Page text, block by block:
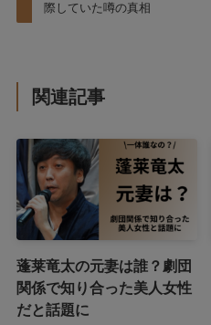
際していた噂の真相
関連記事
蓬莱竜太の元妻は誰？劇団
関係で知り合った美人女性
だと話題に